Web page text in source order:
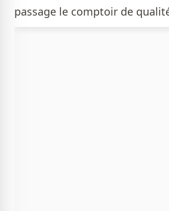
passage le comptoir de